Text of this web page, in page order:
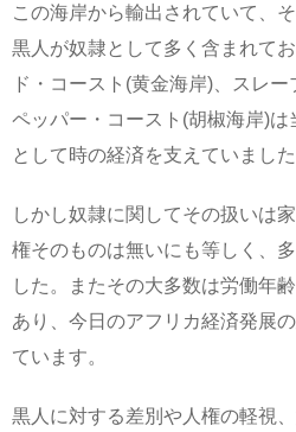
この海岸から輸出されていて、
黒人が奴隷として多く含まれて
ド・コースト(黄金海岸)、スレー
ペッパー・コースト(胡椒海岸)
として時の経済を支えていました
しかし奴隷に関してその扱いは
権そのものは無いにも等しく、
した。またその大多数は労働年
あり、今日のアフリカ経済発展
ています。
黒人に対する差別や人権の軽視